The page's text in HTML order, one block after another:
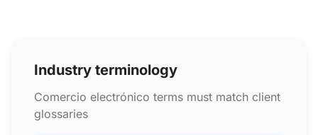
Industry terminology
Comercio electrónico terms must match client
glossaries